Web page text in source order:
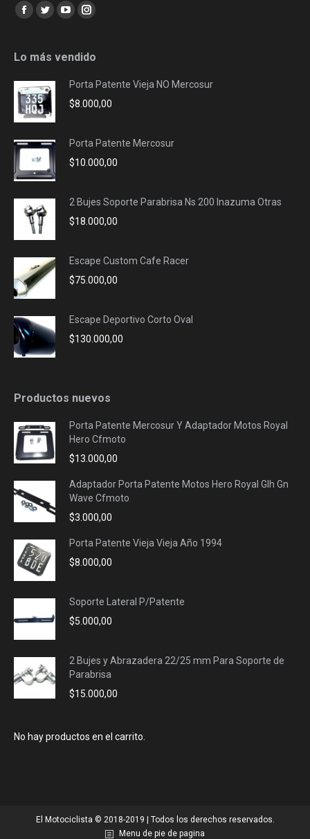
Encuéntranos en:
Facebook
opens
new
window
Twitter
opens
new
window
YouTube
opens
new
window
Instagram
opens
new
window
Lo más vendido
Porta Patente Vieja NO Mercosur
$8.000,00
Porta Patente Mercosur
$10.000,00
2 Bujes Soporte Parabrisa Ns 200 Inazuma Otras
$18.000,00
Escape Custom Cafe Racer
$75.000,00
Escape Deportivo Corto Oval
$130.000,00
Productos nuevos
Porta Patente Mercosur Y Adaptador Motos Royal
Hero Cfmoto
$13.000,00
Adaptador Porta Patente Motos Hero Royal Glh Gn
Wave Cfmoto
$3.000,00
Porta Patente Vieja Vieja Año 1994
$8.000,00
Soporte Lateral P/Patente
$5.000,00
2 Bujes y Abrazadera 22/25 mm Para Soporte de
Parabrisa
$15.000,00
No hay productos en el carrito.
El Motociclista © 2018-2019 | Todos los derechos reservados.
Menu de pie de pagina